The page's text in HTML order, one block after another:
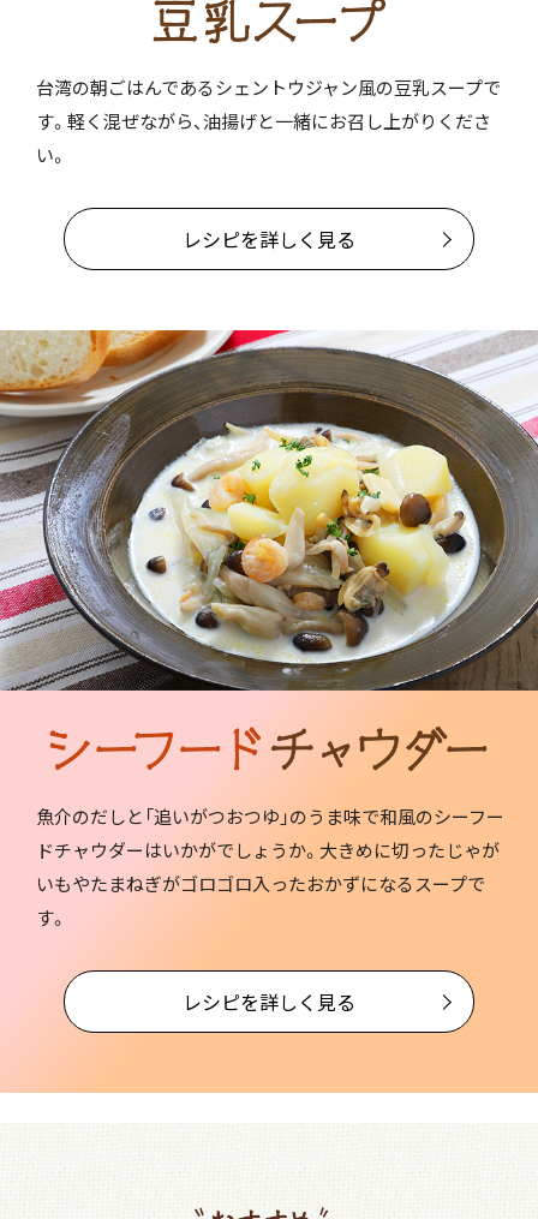
台湾の朝ごはんであるシェントウジャン風の豆乳スープで
す。軽く混ぜながら、油揚げと一緒にお召し上がりくださ
い。
レシピを詳しく見る
魚介のだしと「追いがつおつゆ」のうま味で和風のシーフー
ドチャウダーはいかがでしょうか。大きめに切ったじゃが
いもやたまねぎがゴロゴロ入ったおかずになるスープで
す。
レシピを詳しく見る